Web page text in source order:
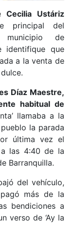
Cecilia Ustáriz
principal del
municipio de
identifique que
a la venta de
Díaz Maestre,
habitual de
llamaba a la
la parada
última vez el
las 4:40 de la
Barranquilla.
del vehículo,
más de la
bendiciones a
verso de ‘Ay la